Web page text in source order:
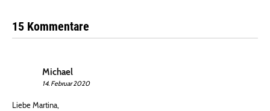
15 Kommentare
Michael
14. Februar 2020
Liebe Martina,